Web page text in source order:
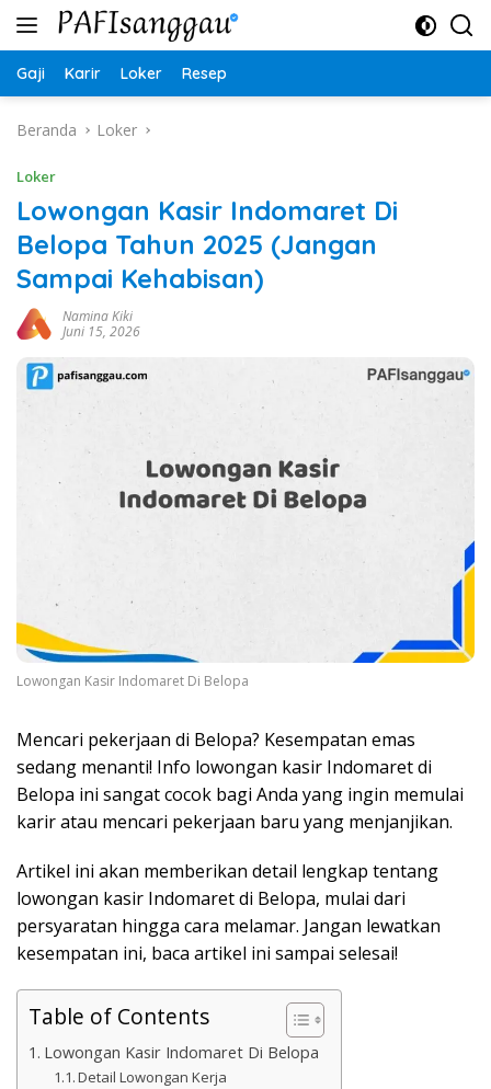
Langsung
Gaji Karir Loker Resep
Beranda Loker
Loker
Lowongan Kasir Indomaret Di
Belopa Tahun 2025 (Jangan
Sampai Kehabisan)
Namina Kiki
Juni 15, 2026
Lowongan Kasir Indomaret Di Belopa
Mencari pekerjaan di Belopa? Kesempatan emas
sedang menanti! Info lowongan kasir Indomaret di
Belopa ini sangat cocok bagi Anda yang ingin memulai
karir atau mencari pekerjaan baru yang menjanjikan.
Artikel ini akan memberikan detail lengkap tentang
lowongan kasir Indomaret di Belopa, mulai dari
persyaratan hingga cara melamar. Jangan lewatkan
kesempatan ini, baca artikel ini sampai selesai!
Table of Contents
Lowongan Kasir Indomaret Di Belopa
Detail Lowongan Kerja